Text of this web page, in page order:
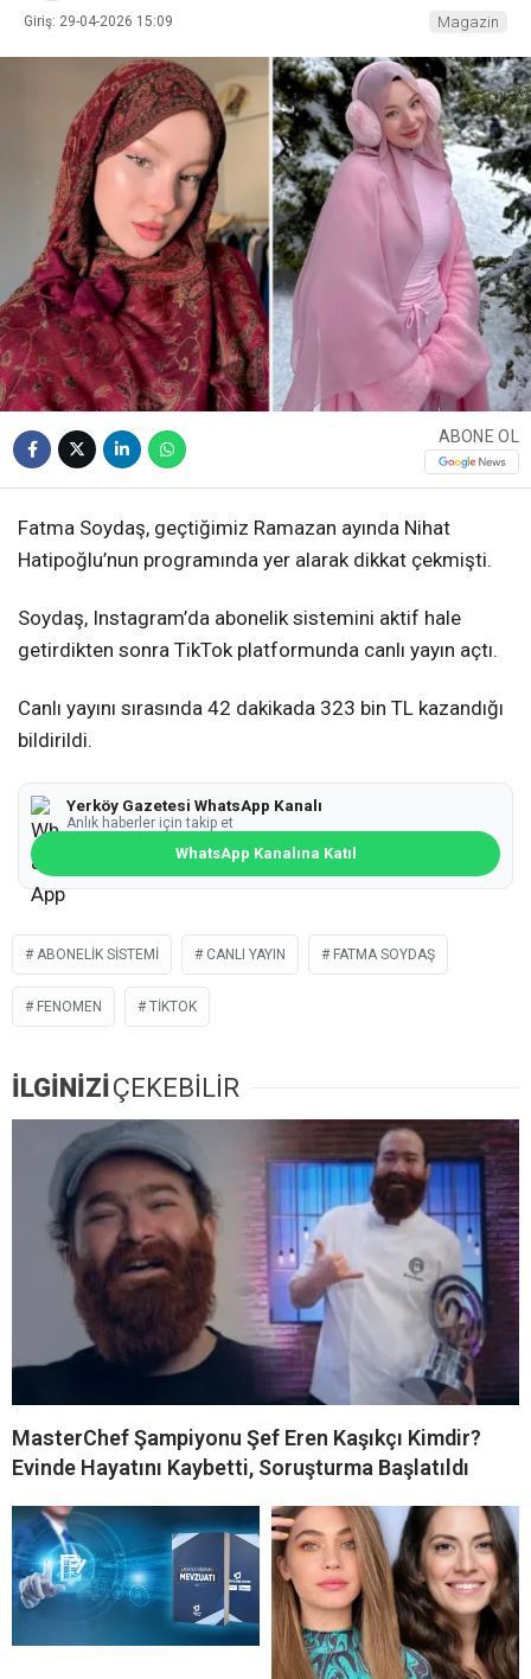
Giriş: 29-04-2026 15:09 Magazin
ABONE OL
Fatma Soydaş, geçtiğimiz Ramazan ayında Nihat
Hatipoğlu’nun programında yer alarak dikkat çekmişti.
Soydaş, Instagram’da abonelik sistemini aktif hale
getirdikten sonra TikTok platformunda canlı yayın açtı.
Canlı yayını sırasında 42 dakikada 323 bin TL kazandığı
bildirildi.
Yerköy Gazetesi WhatsApp Kanalı
Anlık haberler için takip et
WhatsApp Kanalına Katıl
ABONELIK SISTEMI CANLI YAYIN FATMA SOYDAŞ
FENOMEN TIKTOK
İLGİNİZİ ÇEKEBİLİR
MasterChef Şampiyonu Şef Eren Kaşıkçı Kimdir?
Evinde Hayatını Kaybetti, Soruşturma Başlatıldı